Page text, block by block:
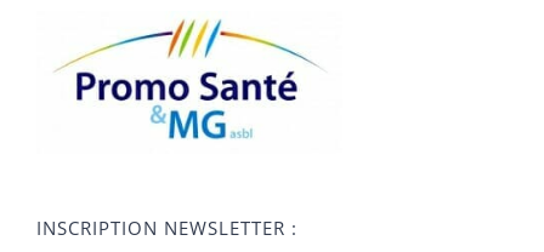
INSCRIPTION NEWSLETTER :